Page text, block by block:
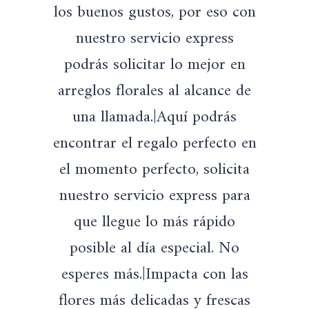
los buenos gustos, por eso con
nuestro servicio express
podrás solicitar lo mejor en
arreglos florales al alcance de
una llamada.|Aquí podrás
encontrar el regalo perfecto en
el momento perfecto, solicita
nuestro servicio express para
que llegue lo más rápido
posible al día especial. No
esperes más.|Impacta con las
flores más delicadas y frescas